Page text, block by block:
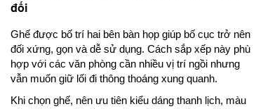
đối
Ghế được bố trí hai bên bàn họp giúp bố cục trở nên
đối xứng, gọn và dễ sử dụng. Cách sắp xếp này phù
hợp với các văn phòng cần nhiều vị trí ngồi nhưng
vẫn muốn giữ lối đi thông thoáng xung quanh.
Khi chọn ghế, nên ưu tiên kiểu dáng thanh lịch, màu